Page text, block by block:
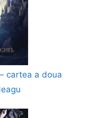
cartea a doua